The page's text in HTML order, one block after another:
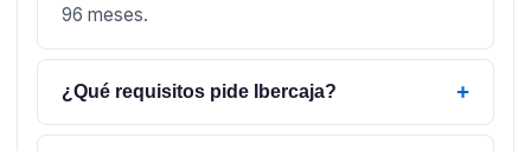
96 meses.
¿Qué requisitos pide Ibercaja? +